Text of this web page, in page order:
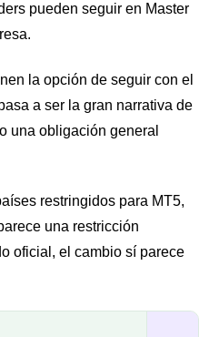
pueden seguir en Master
la opción de seguir con el
a ser la gran narrativa de
una obligación general
restringidos para MT5,
una restricción
oficial, el cambio sí parece